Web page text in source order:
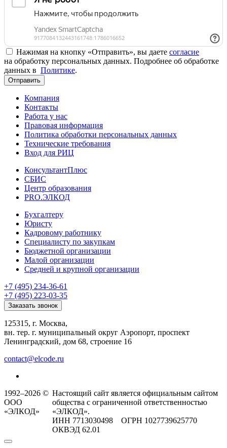
Нажимая на кнопку «Отправить», вы даете согласие
на обработку персональных данных. Подробнее об обработке
данных в Политике.
Отправить
Компания
Контакты
Работа у нас
Правовая информация
Политика обработки персональных данных
Технические требования
Вход для РИЦ
КонсультантПлюс
СБИС
Центр образования
PRO.ЭЛКОД
Бухгалтеру
Юристу
Кадровому работнику
Специалисту по закупкам
Бюджетной организации
Малой организации
Средней и крупной организации
+7 (495) 234-36-61
+7 (495) 223-03-35
Заказать звонок
125315, г. Москва,
вн. тер. г. муниципальный округ Аэропорт, проспект
Ленинградский, дом 68, строение 16
contact@elcode.ru
1992–2026 ©
ООО
«ЭЛКОД»
Настоящий сайт является официальным сайтом
общества с ограниченной ответственностью
«ЭЛКОД».
ИНН 7713030498 ОГРН 1027739625770
ОКВЭД 62.01